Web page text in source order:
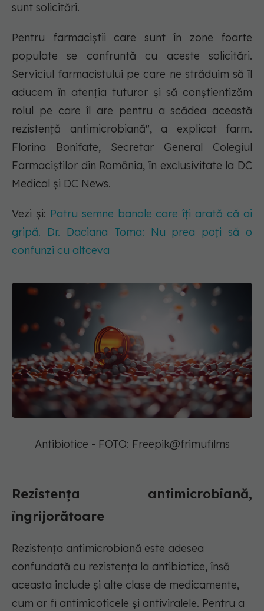
sunt solicitări.
Pentru farmaciștii care sunt în zone foarte
populate se confruntă cu aceste solicitări.
Serviciul farmacistului pe care ne străduim să îl
aducem în atenția tuturor și să conștientizăm
rolul pe care îl are pentru a scădea această
rezistență antimicrobiană", a explicat farm.
Florina Bonifate, Secretar General Colegiul
Farmaciștilor din România, în exclusivitate la DC
Medical și DC News.
Vezi și: Patru semne banale care îți arată că ai
gripă. Dr. Daciana Toma: Nu prea poți să o
confunzi cu altceva
Antibiotice - FOTO: Freepik@frimufilms
Rezistența antimicrobiană,
îngrijorătoare
Rezistența antimicrobiană este adesea
confundată cu rezistența la antibiotice, însă
aceasta include și alte clase de medicamente,
cum ar fi antimicoticele și antiviralele. Pentru a